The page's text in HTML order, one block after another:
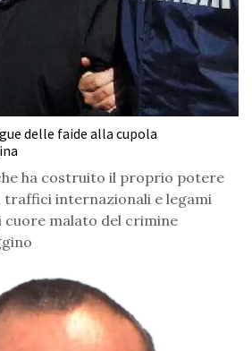
delle faide alla cupola
ha costruito il proprio potere
internazionali e legami
malato del crimine